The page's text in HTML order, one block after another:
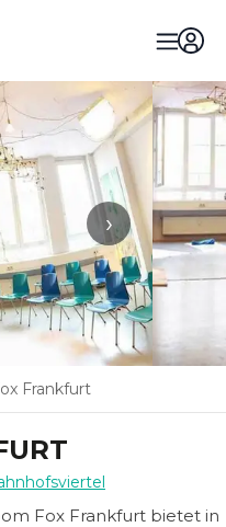
›
Frankfurt
Fox Frankfurt bietet in